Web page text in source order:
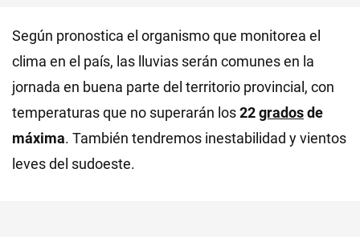
Según pronostica el organismo que monitorea el
clima en el país, las lluvias serán comunes en la
jornada en buena parte del territorio provincial, con
temperaturas que no superarán los22gradosde
máxima. También tendremos inestabilidad y vientos
leves del sudoeste.